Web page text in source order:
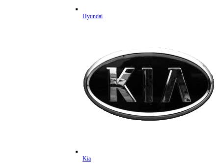
Hyundai
Kia